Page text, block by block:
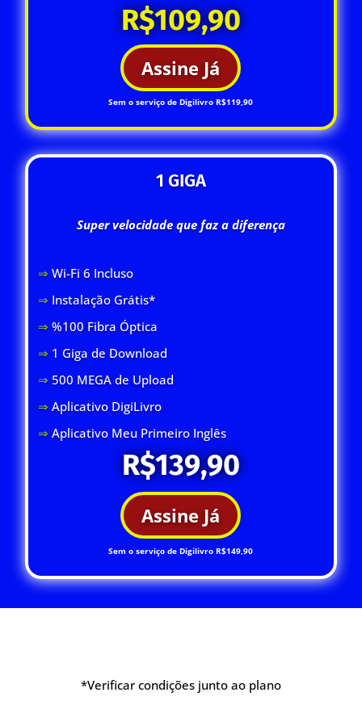
R$109,90
Assine Já
Sem o serviço de Digilivro R$119,90
1 GIGA
Super velocidade que faz a diferença
⇒ Wi-Fi 6 Incluso
⇒ Instalação Grátis*
⇒ %100 Fibra Óptica
⇒ 1 Giga de Download
⇒ 500 MEGA de Upload
⇒Aplicativo DigiLivro
⇒Aplicativo Meu Primeiro Inglês
R$139,90
Assine Já
Sem o serviço de Digilivro R$149,90
*Verificar condições junto ao plano